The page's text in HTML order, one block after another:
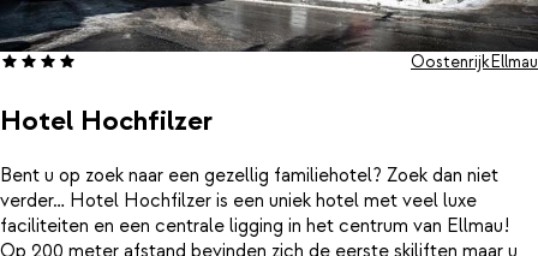
Hotel Hochfilzer
OostenrijkEllmau
Bent u op zoek naar een gezellig familiehotel? Zoek dan niet
verder… Hotel Hochfilzer is een uniek hotel met veel luxe
faciliteiten en een centrale ligging in het centrum van Ellmau!